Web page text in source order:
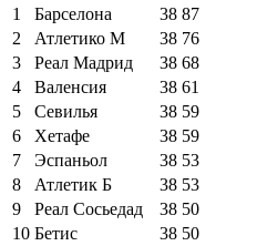
1
Барселона 38 87
2
Атлетико М 38 76
3
Реал Мадрид 38 68
4
Валенсия 38 61
5
Севилья 38 59
6
Хетафе 38 59
7
Эспаньол 38 53
8
Атлетик Б 38 53
9
Реал Сосьедад 38 50
10 Бетис 38 50